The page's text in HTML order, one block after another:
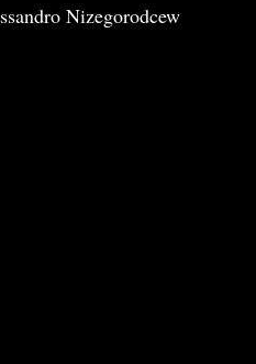
Nizegorodcew